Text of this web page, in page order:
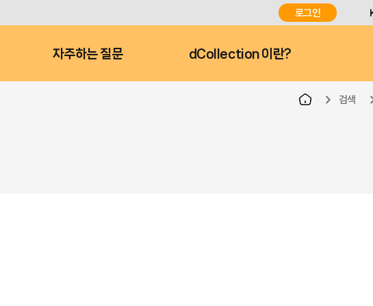
로그인
자주하는 질문 dCollection 이란?
검색